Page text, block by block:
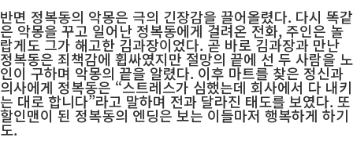
반면 정복동의 악몽은 극의 긴장감을 끌어올렸다. 다시 똑같
은 악몽을 꾸고 일어난 정복동에게 걸려온 전화, 주인은 놀
랍게도 그가 해고한 김과장이었다. 곧 바로 김과장과 만난
정복동은 죄책감에 휩싸였지만 절망의 끝에 선 두 사람을 노
인이 구하며 악몽의 끝을 알렸다. 이후 마트를 찾은 정신과
의사에게 정복동은 “스트레스가 심했는데 회사에서 다 내키
는 대로 합니다”라고 말하며 전과 달라진 태도를 보였다. 또
할인맨이 된 정복동의 엔딩은 보는 이들마저 행복하게 하기
도.